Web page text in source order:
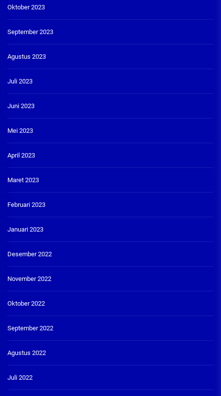
Oktober 2023
September 2023
Agustus 2023
Juli 2023
Juni 2023
Mei 2023
April 2023
Maret 2023
Februari 2023
Januari 2023
Desember 2022
November 2022
Oktober 2022
September 2022
Agustus 2022
Juli 2022